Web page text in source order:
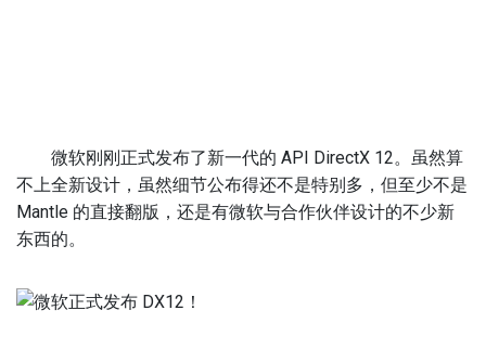
微软刚刚正式发布了新一代的 API DirectX 12。虽然算
不上全新设计，虽然细节公布得还不是特别多，但至少不是
Mantle 的直接翻版，还是有微软与合作伙伴设计的不少新
东西的。